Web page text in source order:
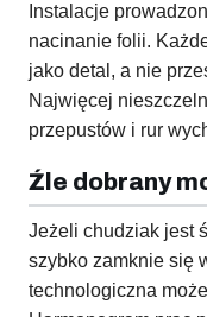
Instalacje
nacinanie folii.
jako detal, a nie
Najwięcej
przepustów i rur
Źle dobrany
Jeżeli chudziak jest
szybko zamknie się
technologiczna